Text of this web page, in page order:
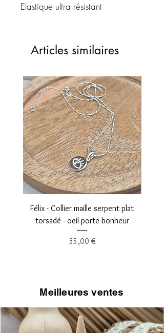
Elastique ultra résistant
déroulant
Articles similaires
Félix - Collier maille serpent plat
torsadé - oeil porte-bonheur
Prix
35,00 €
Meilleures ventes